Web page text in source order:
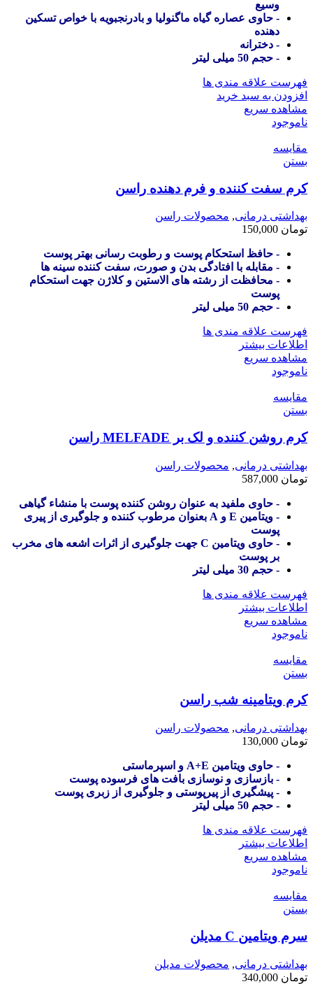
وسیع
- حاوی عصاره گیاه ماگنولیا و بادرنجبویه با خواص تسکین
دهنده
- دخترانه
- حجم 50 میلی لیتر
فهرست علاقه مندی ها
افزودن به سبد خرید
مشاهده سریع
ناموجود
مقایسه
بستن
کرم سفت کننده و فرم دهنده راسن
بهداشتی درمانی, محصولات راسن
تومان
- حافظ استحکام پوست و رطوبت رسانی بهتر پوست
- مقابله با افتادگی بدن و صورت، سفت کننده سینه ها
- محافظت از رشته های الاستین و کلاژن جهت استحکام
پوست
- حجم 50 میلی لیتر
فهرست علاقه مندی ها
اطلاعات بیشتر
مشاهده سریع
ناموجود
مقایسه
بستن
کرم روشن کننده و لک بر MELFADE راسن
بهداشتی درمانی, محصولات راسن
تومان
- حاوی ملفید به عنوان روشن کننده پوست با منشاء گیاهی
- ویتامین E و A بعنوان مرطوب کننده و جلوگیری از پیری
پوست
- حاوی ویتامین C جهت جلوگیری از اثرات اشعه های مخرب
بر پوست
- حجم 30 میلی لیتر
فهرست علاقه مندی ها
اطلاعات بیشتر
مشاهده سریع
ناموجود
مقایسه
بستن
کرم ویتامینه شب راسن
بهداشتی درمانی, محصولات راسن
تومان
- حاوی ویتامین A+E و اسپرماستی
- بازسازی و نوسازی بافت های فرسوده پوست
- پیشگیری از پیرپوستی و جلوگیری از زبری پوست
- حجم 50 میلی لیتر
فهرست علاقه مندی ها
اطلاعات بیشتر
مشاهده سریع
ناموجود
مقایسه
بستن
سرم ویتامین C مدیلن
بهداشتی درمانی, محصولات مدیلن
تومان